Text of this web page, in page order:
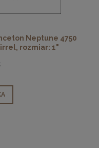
Neptune 4750
rozmiar: 1"